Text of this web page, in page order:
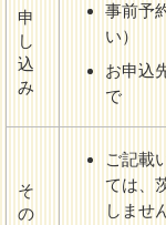
申
し
込
み
事前予
い）
お申込
で
そ
の
ご記載
ては、
しませ